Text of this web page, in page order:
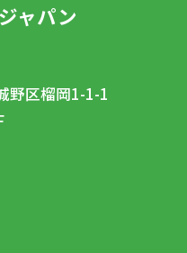
ャパン
野区榴岡1-1-1